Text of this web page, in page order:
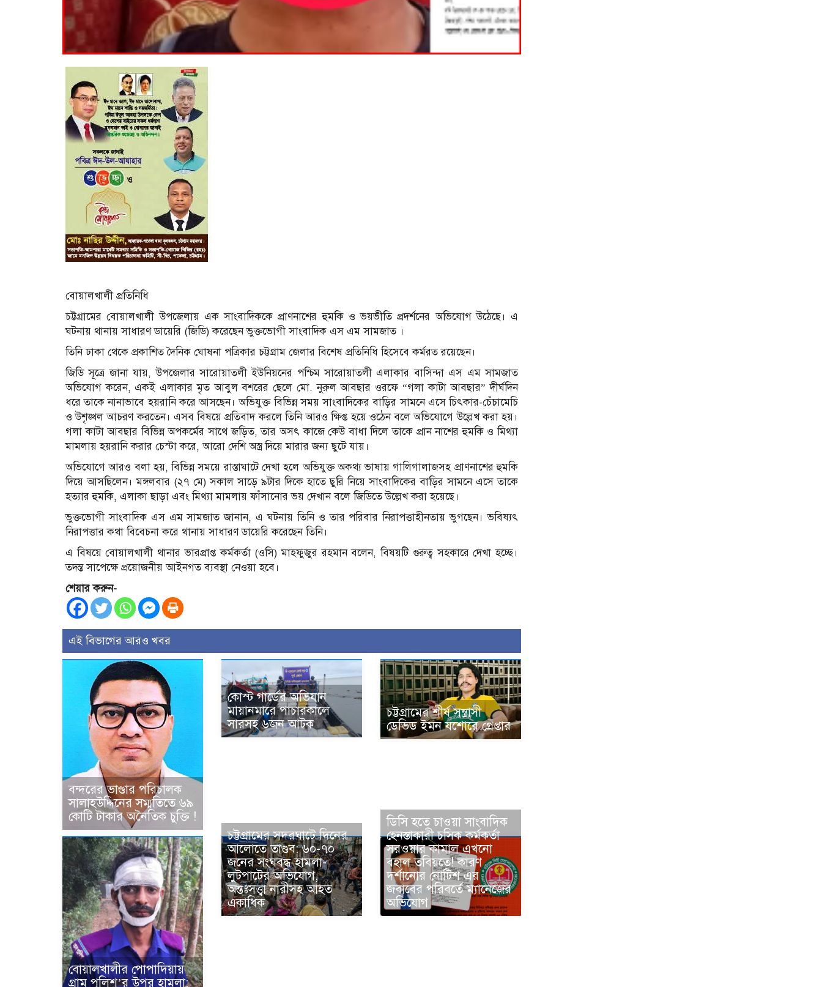
বোয়ালখালী প্রতিনিধি
চট্টগ্রামের বোয়ালখালী উপজেলায় এক সাংবাদিককে প্রাণনাশের হুমকি ও ভয়ভীতি প্রদর্শনের অভিযোগ উঠেছে। এ
ঘটনায় থানায় সাধারণ ডায়েরি (জিডি) করেছেন ভুক্তভোগী সাংবাদিক এস এম সামজাত ।
তিনি ঢাকা থেকে প্রকাশিত দৈনিক ঘোষনা পত্রিকার চট্টগ্রাম জেলার বিশেষ প্রতিনিধি হিসেবে কর্মরত রয়েছেন।
জিডি সূত্রে জানা যায়, উপজেলার সারোয়াতলী ইউনিয়নের পশ্চিম সারোয়াতলী এলাকার বাসিন্দা এস এম সামজাত
অভিযোগ করেন, একই এলাকার মৃত আবুল বশরের ছেলে মো. নুরুল আবছার ওরফে “গলা কাটা আবছার” দীর্ঘদিন
ধরে তাকে নানাভাবে হয়রানি করে আসছেন। অভিযুক্ত বিভিন্ন সময় সাংবাদিকের বাড়ির সামনে এসে চিৎকার-চেঁচামেচি
ও উশৃঙ্খল আচরণ করতেন। এসব বিষয়ে প্রতিবাদ করলে তিনি আরও ক্ষিপ্ত হয়ে ওঠেন বলে অভিযোগে উল্লেখ করা হয়।
গলা কাটা আবছার বিভিন্ন অপকর্মের সাথে জড়িত, তার অসৎ কাজে কেউ বাধা দিলে তাকে প্রান নাশের হুমকি ও মিথ্যা
মামলায় হয়রানি করার চেস্টা করে, আরো দেশি অস্ত্র দিয়ে মারার জন্য ছুটে যায়।
অভিযোগে আরও বলা হয়, বিভিন্ন সময়ে রাস্তাঘাটে দেখা হলে অভিযুক্ত অকথ্য ভাষায় গালিগালাজসহ প্রাণনাশের হুমকি
দিয়ে আসছিলেন। মঙ্গলবার (২৭ মে) সকাল সাড়ে ৯টার দিকে হাতে ছুরি নিয়ে সাংবাদিকের বাড়ির সামনে এসে তাকে
হত্যার হুমকি, এলাকা ছাড়া এবং মিথ্যা মামলায় ফাঁসানোর ভয় দেখান বলে জিডিতে উল্লেখ করা হয়েছে।
ভুক্তভোগী সাংবাদিক এস এম সামজাত জানান, এ ঘটনায় তিনি ও তার পরিবার নিরাপত্তাহীনতায় ভুগছেন। ভবিষ্যৎ
নিরাপত্তার কথা বিবেচনা করে থানায় সাধারণ ডায়েরি করেছেন তিনি।
এ বিষয়ে বোয়ালখালী থানার ভারপ্রাপ্ত কর্মকর্তা (ওসি) মাহফুজুর রহমান বলেন, বিষয়টি গুরুত্ব সহকারে দেখা হচ্ছে।
তদন্ত সাপেক্ষে প্রয়োজনীয় আইনগত ব্যবস্থা নেওয়া হবে।
শেয়ার করুন-
এই বিভাগের আরও খবর
বন্দরের ভাণ্ডার পরিচালক
সালাহউদ্দিনের সম্মতিতে ৬৯
কোটি টাকার অনৈতিক চুক্তি !
কোস্ট গার্ডের অভিযান
মায়ানমারে পাচারকালে
সারসহ ৬জন আটক
চট্টগ্রামের শীর্ষ সন্ত্রাসী
ডেভিড ইমন যশোরে গ্রেপ্তার
বোয়ালখালীর পোপাদিয়ায়
গ্রাম পুলিশ’র উপর হামলা;
চট্টগ্রামের সদরঘাটে দিনের
আলোতে তাণ্ডব: ৬০-৭০
জনের সংঘবদ্ধ হামলা-
লুটপাটের অভিযোগ,
অন্তঃসত্ত্বা নারীসহ আহত
একাধিক
ডিসি হতে চাওয়া সাংবাদিক
হেনস্তাকারী চসিক কর্মকর্তা
সরওয়ার কামাল এখনো
বহাল তবিয়তে! কারণ
দর্শানোর নোটিশ এর
জবাবের পরিবর্তে ম্যানেজের
অভিযোগ